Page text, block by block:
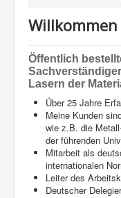
Willkommen
Öffentlich
Lasern der
Über 25 Jahre
Meine Kunden
wie z.B. die
der führenden
Mitarbeit als
internationalen
Leiter des
Deutscher